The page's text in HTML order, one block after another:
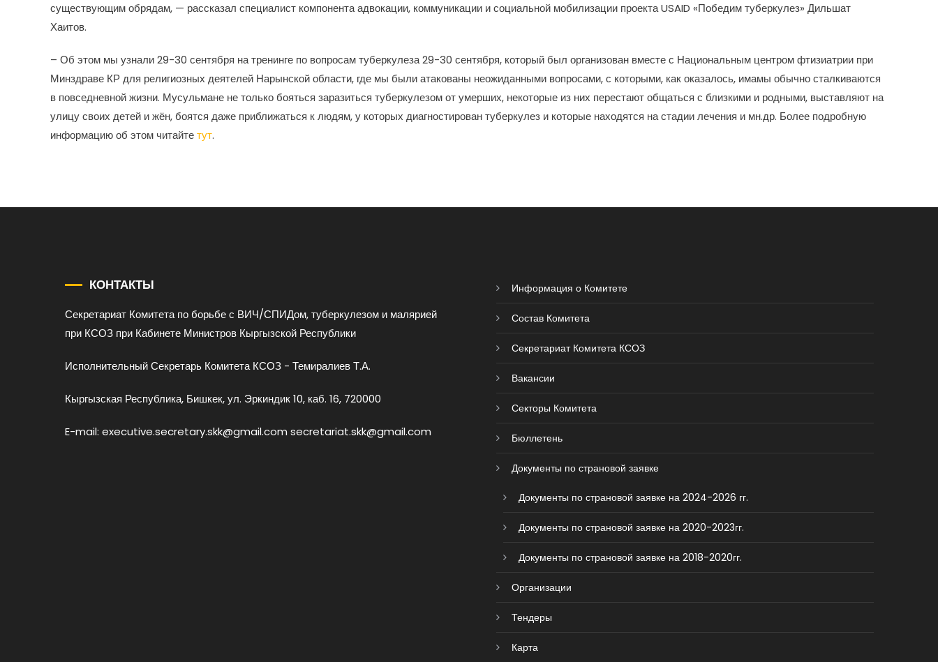
существующим обрядам, — рассказал специалист компонента адвокации, коммуникации и социальной мобилизации проекта USAID «Победим туберкулез» Дильшат
Хаитов.
– Об этом мы узнали 29-30 сентября на тренинге по вопросам туберкулеза 29-30 сентября, который был организован вместе с Национальным центром фтизиатрии при
Минздраве КР для религиозных деятелей Нарынской области, где мы были атакованы неожиданными вопросами, с которыми, как оказалось, имамы обычно сталкиваются
в повседневной жизни. Мусульмане не только бояться заразиться туберкулезом от умерших, некоторые из них перестают общаться с близкими и родными, выставляют на
улицу своих детей и жён, боятся даже приближаться к людям, у которых диагностирован туберкулез и которые находятся на стадии лечения и мн.др. Более подробную
информацию об этом читайтетут.
КОНТАКТЫ
Секретариат Комитета по борьбе с ВИЧ/СПИДом, туберкулезом и малярией
при КСОЗ при Кабинете Министров Кыргызской Республики
Исполнительный Секретарь Комитета КСОЗ - Темиралиев Т.А.
Кыргызская Республика, Бишкек, ул. Эркиндик 10, каб. 16, 720000
E-mail: executive.secretary.skk@gmail.com secretariat.skk@gmail.com
Информация о Комитете
Состав Комитета
Секретариат Комитета КСОЗ
Вакансии
Секторы Комитета
Бюллетень
Документы по страновой заявке
Документы по страновой заявке на 2024-2026 гг.
Документы по страновой заявке на 2020-2023гг.
Документы по страновой заявке на 2018-2020гг.
Организации
Тендеры
Карта